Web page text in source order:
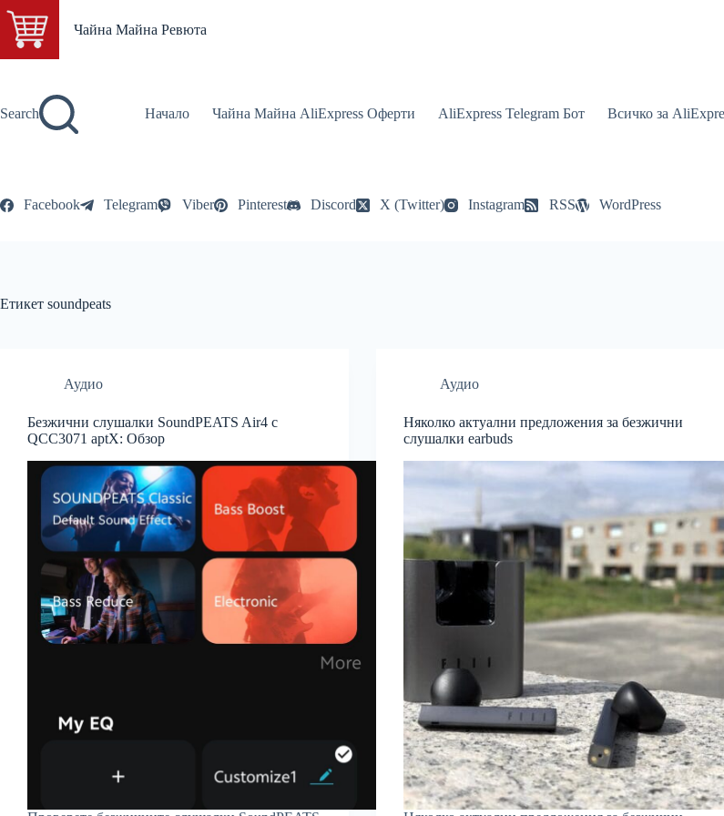
Skip
content
Чайна Майна Ревюта
Search Начало Чайна Майна AliExpress Оферти AliExpress Telegram Бот Всичко за
Facebook Telegram Viber Pinterest Discord X (Twitter) Instagram RSS WordPress
Етикет soundpeats
Аудио
Безжични слушалки SoundPEATS Air4 с
QCC3071 aptX: Обзор
Аудио
Няколко актуални предложения за безжични
слушалки earbuds